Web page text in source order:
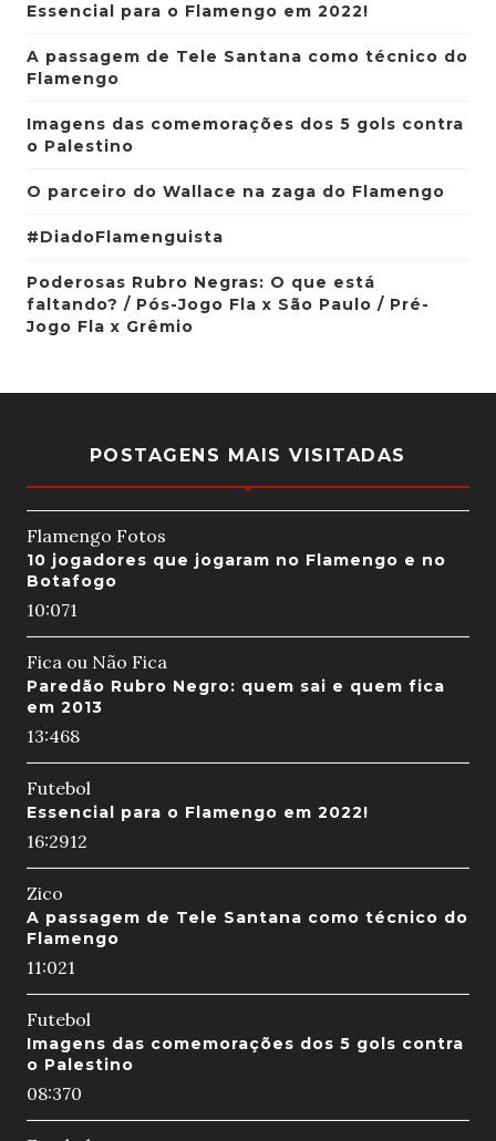
Essencial para o Flamengo em 2022!
A passagem de Tele Santana como técnico do
Flamengo
Imagens das comemorações dos 5 gols contra
o Palestino
O parceiro do Wallace na zaga do Flamengo
#DiadoFlamenguista
Poderosas Rubro Negras: O que está
faltando? / Pós-Jogo Fla x São Paulo / Pré-
Jogo Fla x Grêmio
POSTAGENS MAIS VISITADAS
Flamengo Fotos
10 jogadores que jogaram no Flamengo e no
Botafogo
10:071
Fica ou Não Fica
Paredão Rubro Negro: quem sai e quem fica
em 2013
13:468
Futebol
Essencial para o Flamengo em 2022!
16:2912
Zico
A passagem de Tele Santana como técnico do
Flamengo
11:021
Futebol
Imagens das comemorações dos 5 gols contra
o Palestino
08:370